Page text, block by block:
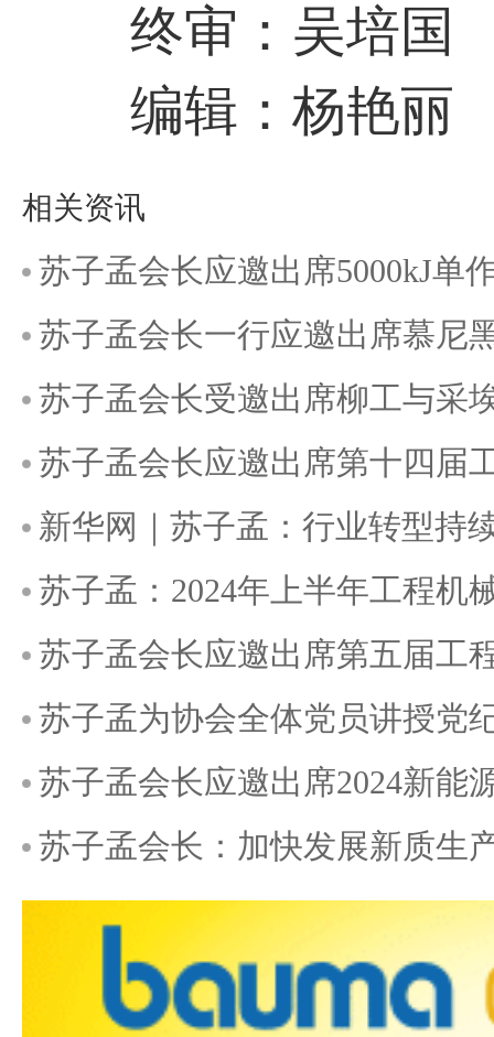
终审：吴培国
编辑：杨艳丽
相关资讯
苏子孟会长应邀出席5000kJ单
苏子孟会长一行应邀出席慕尼
苏子孟会长受邀出席柳工与采
苏子孟会长应邀出席第十四届
新华网｜苏子孟：行业转型持
苏子孟：2024年上半年工程机
苏子孟会长应邀出席第五届工
苏子孟为协会全体党员讲授党
苏子孟会长应邀出席2024新能
苏子孟会长：加快发展新质生